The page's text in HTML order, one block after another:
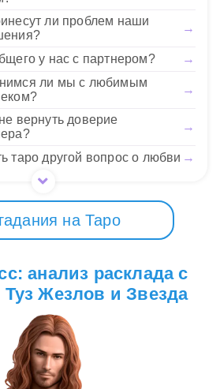
быть смелыми и
на то, что настало
жизни.
ли проблем наши
→
у нас с партнером? →
ли мы с любимым
→
вернуть доверие
→
таро другой вопрос о любви →
на Таро
анализ расклада с
Туз Жезлов и Звезда